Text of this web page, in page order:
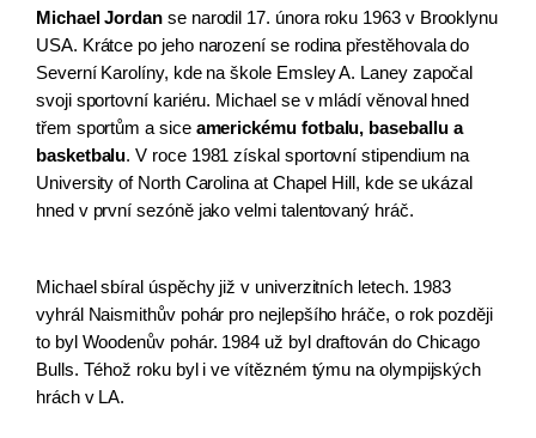
Michael Jordan se narodil 17. února roku 1963 v Brooklynu
USA. Krátce po jeho narození se rodina přestěhovala do
Severní Karolíny, kde na škole Emsley A. Laney započal
svoji sportovní kariéru. Michael se v mládí věnoval hned
třem sportům a sice americkému fotbalu, baseballu a
basketbalu. V roce 1981 získal sportovní stipendium na
University of North Carolina at Chapel Hill, kde se ukázal
hned v první sezóně jako velmi talentovaný hráč.
Michael sbíral úspěchy již v univerzitních letech. 1983
vyhrál Naismithův pohár pro nejlepšího hráče, o rok později
to byl Woodenův pohár. 1984 už byl draftován do Chicago
Bulls. Téhož roku byl i ve vítězném týmu na olympijských
hrách v LA.